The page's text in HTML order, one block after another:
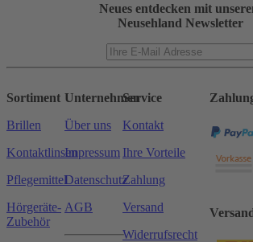
Neues entdecken mit
Neusehland Newsletter
Sortiment
Brillen
Kontaktlinsen
Pflegemittel
Hörgeräte-
Zubehör
Unternehmen
Über uns
Impressum
Datenschutz
AGB
Service
Kontakt
Ihre Vorteile
Zahlung
Versand
Widerrufsrecht